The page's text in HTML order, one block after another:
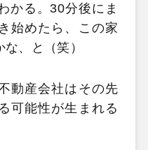
かる。30分後にま
始めたら、この家
、と（笑）
動産会社はその先
可能性が生まれる